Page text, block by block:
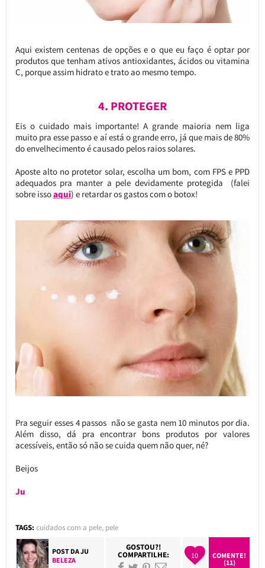
Aqui existem centenas de opções e o que eu faço é optar por
produtos que tenham ativos antioxidantes, ácidos ou vitamina
C, porque assim hidrato e trato ao mesmo tempo.
4. PROTEGER
Eis o cuidado mais importante! A grande maioria nem liga
muito pra esse passo e aí está o grande erro, já que mais de 80%
do envelhecimento é causado pelos raios solares.
Aposte alto no protetor solar, escolha um bom, com FPS e PPD
adequados pra manter a pele devidamente protegida (falei
sobre issoaqui) e retardar os gastos com o botox!
Pra seguir esses 4 passos não se gasta nem 10 minutos por dia.
Além disso, dá pra encontrar bons produtos por valores
acessíveis, então só não se cuida quem não quer, né?
Beijos
Ju
TAGS: cuidados com a pele, pele
POST DAJU
BELEZA
GOSTOU?!
COMPARTILHE: 10
COMENTE!
(11)